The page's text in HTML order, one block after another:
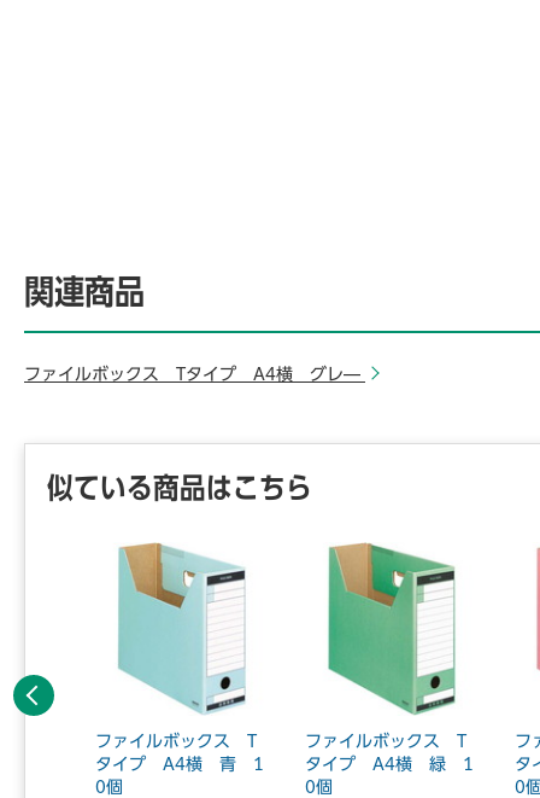
関連商品
ファイルボックス Tタイプ A4横 グレ―
似ている商品はこちら
ファイルボックス T
タイプ A4横 青 1
0個
ファイルボックス T
タイプ A4横 緑 1
0個
フ
0
前へ